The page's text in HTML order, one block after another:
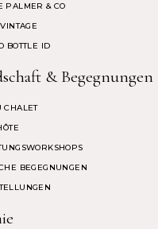
PALMER & CO
BOTTLE ID
& Begegnungen
CHALET
BEGEGNUNGEN